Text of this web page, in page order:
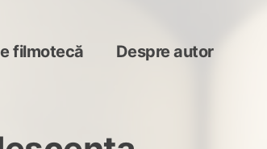
filmotecă Despre autor